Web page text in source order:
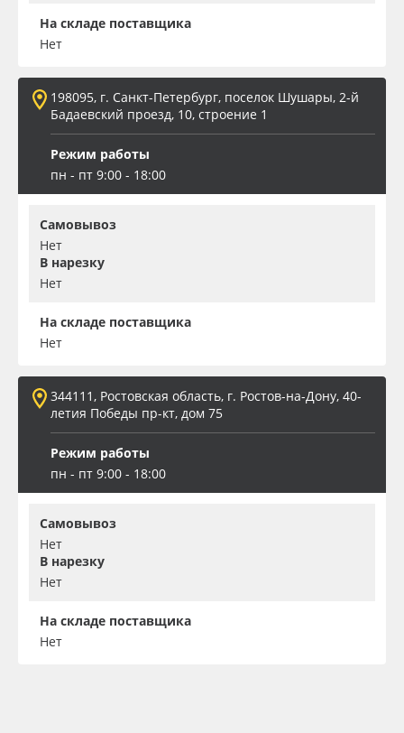
На складе поставщика
Нет
198095, г. Санкт-Петербург, поселок Шушары, 2-й
Бадаевский проезд, 10, строение 1
Режим работы
пн - пт 9:00 - 18:00
Самовывоз
Нет
В нарезку
Нет
На складе поставщика
Нет
344111, Ростовская область, г. Ростов-на-Дону, 40-
летия Победы пр-кт, дом 75
Режим работы
пн - пт 9:00 - 18:00
Самовывоз
Нет
В нарезку
Нет
На складе поставщика
Нет